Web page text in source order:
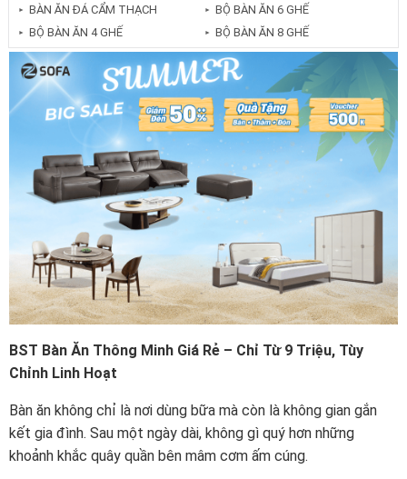
► BÀN ĂN ĐÁ CẨM THẠCH
► BỘ BÀN ĂN 4 GHẾ
► BỘ BÀN ĂN 6 GHẾ
► BỘ BÀN ĂN 8 GHẾ
BST Bàn Ăn Thông Minh Giá Rẻ – Chỉ Từ 9 Triệu, Tùy
Chỉnh Linh Hoạt
Bàn ăn không chỉ là nơi dùng bữa mà còn là không gian gắn
kết gia đình. Sau một ngày dài, không gì quý hơn những
khoảnh khắc quây quần bên mâm cơm ấm cúng.